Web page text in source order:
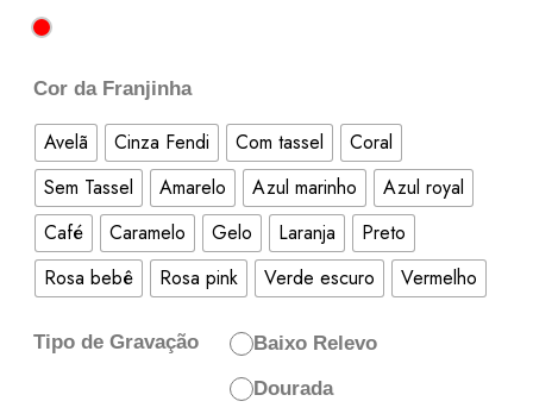
Cor da Franjinha
Avelã Cinza Fendi Com tassel
Coral
Sem Tassel
Amarelo Azul marinho
Azul royal
Café
Caramelo Gelo Laranja
Preto
Rosa bebê
Rosa pink Verde escuro Vermelho
Tipo de Gravação
Baixo Relevo
Dourada